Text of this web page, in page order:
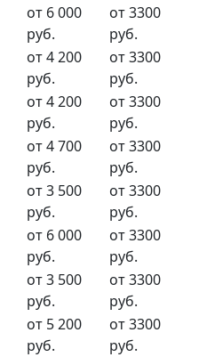
от 6 000
руб.
от 3300
руб.
от 4 200
руб.
от 3300
руб.
от 4 200
руб.
от 3300
руб.
от 4 700
руб.
от 3300
руб.
от 3 500
руб.
от 3300
руб.
от 6 000
руб.
от 3300
руб.
от 3 500
руб.
от 3300
руб.
от 5 200
руб.
от 3300
руб.